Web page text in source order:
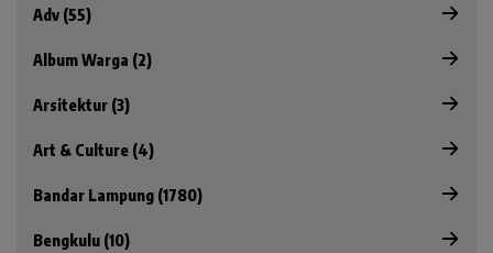
Adv (55)
Album Warga (2)
Arsitektur (3)
Art & Culture (4)
Bandar Lampung (1780)
Bengkulu (10)